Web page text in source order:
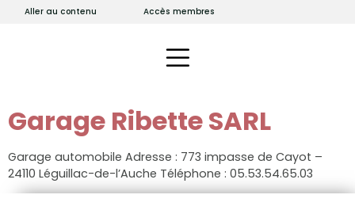
Aller au contenu Accès membres
Garage Ribette SARL
Garage automobile Adresse : 773 impasse de Cayot –
24110 Léguillac-de-l’Auche Téléphone : 05.53.54.65.03